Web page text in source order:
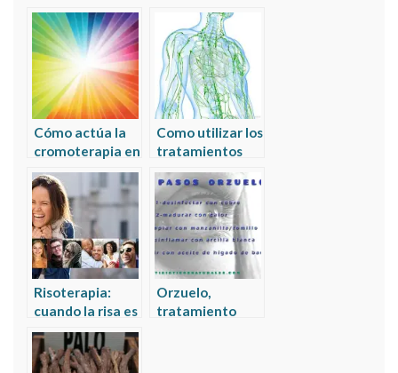
Cómo actúa la
cromoterapia en
el tratamiento
de infecciones
Como utilizar los
tratamientos
naturales en los
ganglios
inflamados
Risoterapia:
cuando la risa es
sanadora
Orzuelo,
tratamiento